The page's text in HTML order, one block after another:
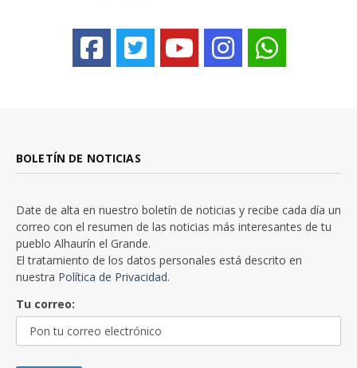
BOLETÍN DE NOTICIAS
Date de alta en nuestro boletín de noticias y recibe cada día un
correo con el resumen de las noticias más interesantes de tu
pueblo Alhaurín el Grande.
El tratamiento de los datos personales está descrito en
nuestra Política de Privacidad.
Tu correo: